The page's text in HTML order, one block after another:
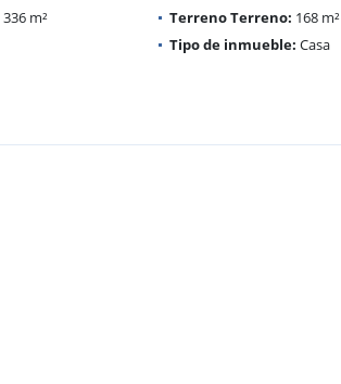
336 m² Terreno Terreno: 168 m²
Tipo de inmueble: Casa